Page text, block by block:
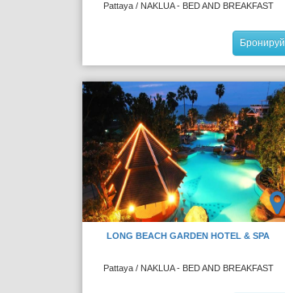
Pattaya / NAKLUA - BED AND BREAKFAST
Бронируй
LONG BEACH GARDEN HOTEL & SPA
Pattaya / NAKLUA - BED AND BREAKFAST